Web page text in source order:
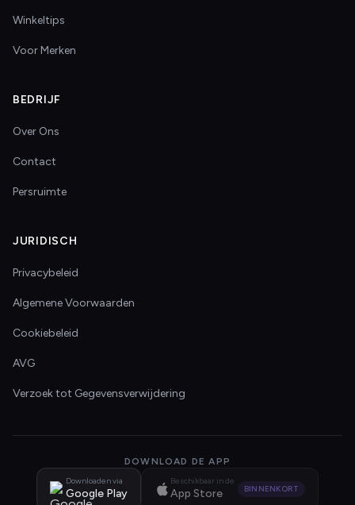
Winkeltips
Voor Merken
BEDRIJF
Over Ons
Contact
Persruimte
JURIDISCH
Privacybeleid
Algemene Voorwaarden
Cookiebeleid
AVG
Verzoek tot Gegevensverwijdering
DOWNLOAD DE APP
Downloaden via
Google Play
Beschikbaar in de
App Store BINNENKORT